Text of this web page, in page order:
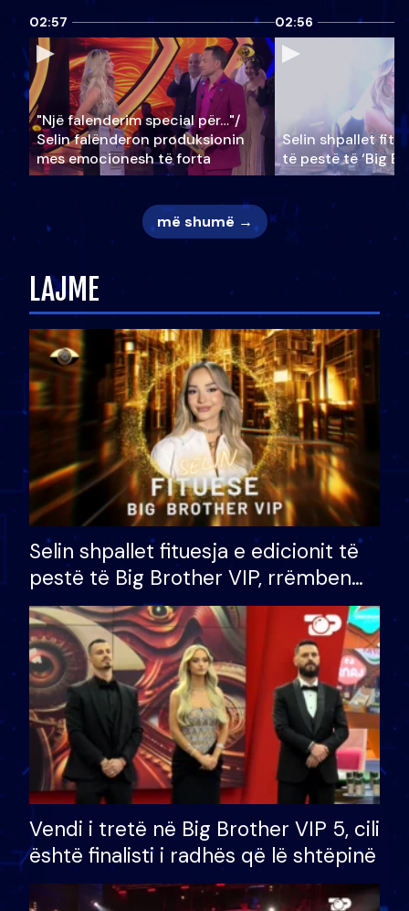
02:57
"Një falenderim special për…"/
Selin falënderon produksionin
mes emocionesh të forta
02:56
Selin shpallet
të pestë të ‘Big
më shumë →
LAJME
Selin shpallet fituesja e edicionit të
pestë të Big Brother VIP, rrëmben
çmimin e madh prej 100 mijë eurosh
Vendi i tretë në Big Brother VIP 5, cili
është finalisti i radhës që lë shtëpinë